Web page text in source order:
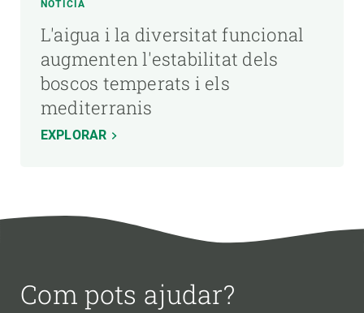
NOTÍCIA
L'aigua i la diversitat funcional
augmenten l'estabilitat dels
boscos temperats i els
mediterranis
EXPLORAR
Com pots ajudar?